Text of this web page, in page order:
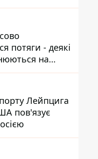
потяги - деякі
на
Лейпцига
пов'язує